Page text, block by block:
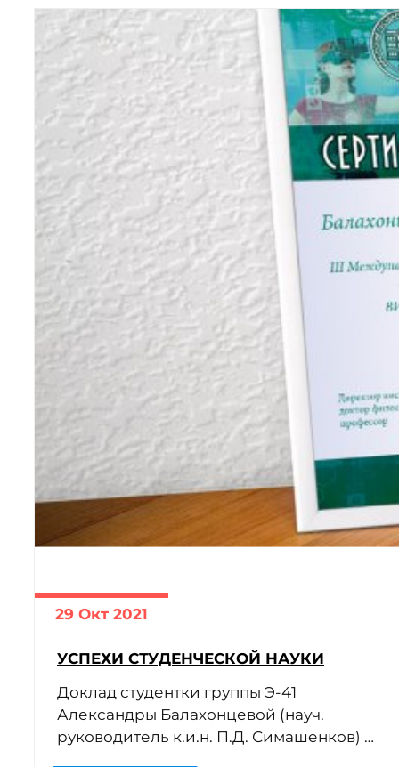
ЧИТАТЬ ДАЛЕЕ
29 Окт 2021
УСПЕХИ СТУДЕНЧЕСКОЙ НАУКИ
Доклад студентки группы Э-41
Александры Балахонцевой (науч.
руководитель к.и.н. П.Д. Симашенков) о